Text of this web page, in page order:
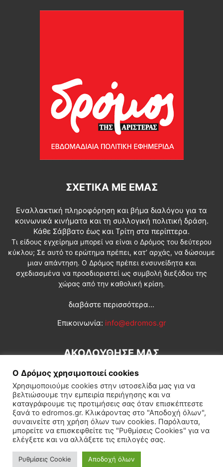
ΣΧΕΤΙΚΆ ΜΕ ΕΜΆΣ
Εναλλακτική πληροφόρηση και βήμα διαλόγου για τα
κοινωνικά κινήματα και τη συλλογική πολιτική δράση.
Κάθε Σάββατο έως και Τρίτη στα περίπτερα.
Τι είδους εγχείρημα μπορεί να είναι ο Δρόμος του δεύτερου
κύκλου; Σε αυτό το ερώτημα πρέπει, κατ’ αρχάς, να δώσουμε
μιαν απάντηση. Ο Δρόμος πρέπει ενσυνείδητα και
σχεδιασμένα να προσδιοριστεί ως συμβολή διεξόδου της
χώρας από την καθολική κρίση.
διαβάστε περισσότερα...
Επικοινωνία: info@edromos.gr
ΑΚΟΛΟΥΘΗΣΕ ΜΑΣ
Εγγραφή συνδρομητή Πολιτική Διεθνή Κοινωνία
Πολιτισμός Αφιερώματα
Ο Δρόμος χρησιμοποιεί cookies
Χρησιμοποιούμε cookies στην ιστοσελίδα μας για να
βελτιώσουμε την εμπειρία περιήγησης και να
καταγράφουμε τις προτιμήσεις σας όταν επισκέπτεστε
ξανά το edromos.gr. Κλικάροντας στο "Αποδοχή όλων",
συναινείτε στη χρήση όλων των cookies. Παρόλαυτα,
μπορείτε να επισκεφθείτε τις "Ρυθμίσεις Cookies" για να
ελέγξετε και να αλλάξετε τις επιλογές σας.
Ρυθμίσεις Cookie Αποδοχή όλων